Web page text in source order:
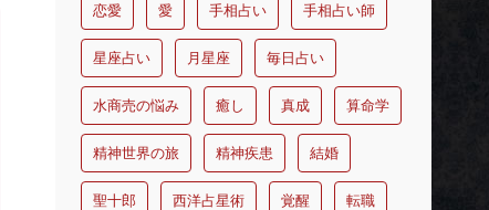
恋愛 愛 手相占い 手相占い師
星座占い 月星座 毎日占い
水商売の悩み 癒し 真成 算命学
精神世界の旅 精神疾患 結婚
聖十郎 西洋占星術 覚醒 転職